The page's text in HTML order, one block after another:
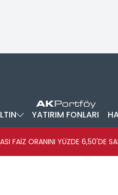
YATIRIM FONLARI
FAİZ ORANINI YÜZDE 6,50'DE